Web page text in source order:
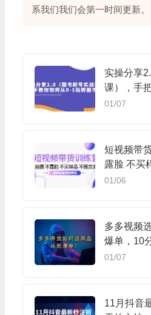
系我们我们会第一时间更新。
实操分享
课），手
转图书起号
01/07
短视频带
露脸 不买
单粗暴混剪
01/06
多多视频
爆单，10
是浮云
01/07
11月抖音